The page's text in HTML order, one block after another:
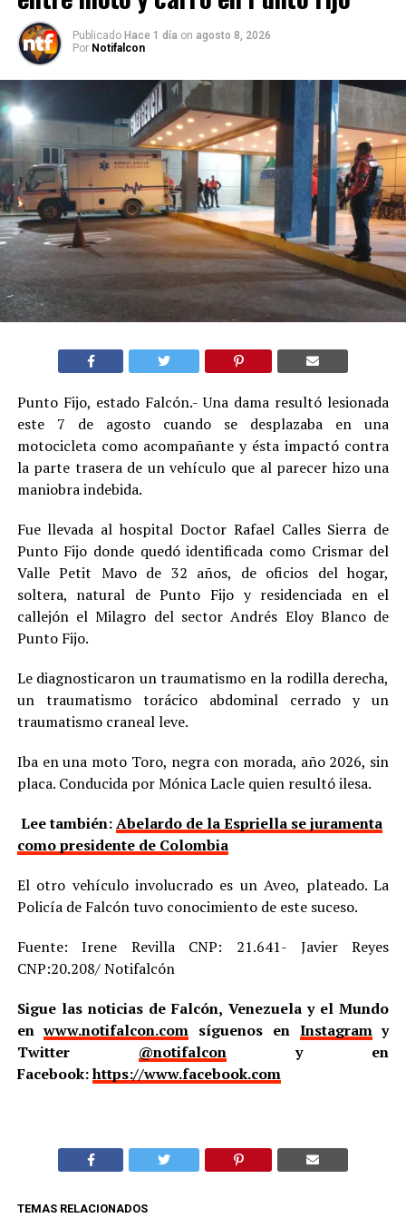
Publicado Hace 1 día on agosto 8, 2026
Por Notifalcon
Punto Fijo, estado Falcón.- Una dama resultó lesionada
este 7 de agosto cuando se desplazaba en una
motocicleta como acompañante y ésta impactó contra
la parte trasera de un vehículo que al parecer hizo una
maniobra indebida.
Fue llevada al hospital Doctor Rafael Calles Sierra de
Punto Fijo donde quedó identificada como Crismar del
Valle Petit Mavo de 32 años, de oficios del hogar,
soltera, natural de Punto Fijo y residenciada en el
callejón el Milagro del sector Andrés Eloy Blanco de
Punto Fijo.
Le diagnosticaron un traumatismo en la rodilla derecha,
un traumatismo torácico abdominal cerrado y un
traumatismo craneal leve.
Iba en una moto Toro, negra con morada, año 2026, sin
placa. Conducida por Mónica Lacle quien resultó ilesa.
Lee también:Abelardo de la Espriella se juramenta
como presidente de Colombia
El otro vehículo involucrado es un Aveo, plateado. La
Policía de Falcón tuvo conocimiento de este suceso.
Fuente: Irene Revilla CNP: 21.641- Javier Reyes
CNP:20.208/ Notifalcón
Sigue las noticias de Falcón, Venezuela y el Mundo
enwww.notifalcon.com síguenos en Instagramy
Twitter @notifalcony en
Facebook:https://www.facebook.com
TEMAS RELACIONADOS